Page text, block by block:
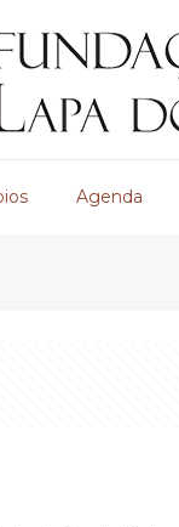
Agenda